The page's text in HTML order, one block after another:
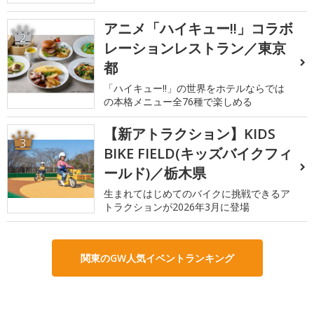
2
アニメ「ハイキュー!!」コラボ
レーションレストラン／東京
都
「ハイキュー!!」の世界をホテルならでは
の本格メニュー全76種で楽しめる
3
【新アトラクション】KIDS
BIKE FIELD(キッズバイクフィ
ールド)／栃木県
生まれてはじめてのバイクに挑戦できるア
トラクションが2026年3月に登場
関東のGW人気イベントランキング